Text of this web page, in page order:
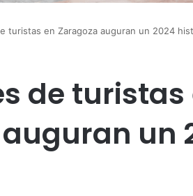
turistas en Zaragoza auguran un 2024
de turistas
un